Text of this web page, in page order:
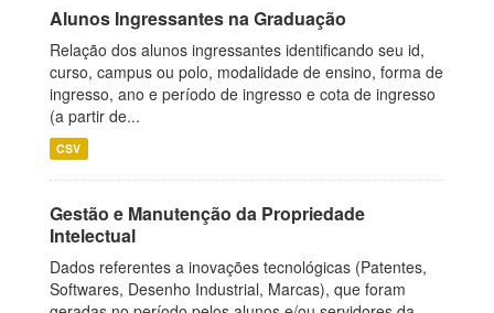
Alunos Ingressantes na Graduação
Relação dos alunos ingressantes identificando seu id,
curso, campus ou polo, modalidade de ensino, forma de
ingresso, ano e período de ingresso e cota de ingresso
(a partir de...
CSV
Gestão e Manutenção da Propriedade
Intelectual
Dados referentes a inovações tecnológicas (Patentes,
Softwares, Desenho Industrial, Marcas), que foram